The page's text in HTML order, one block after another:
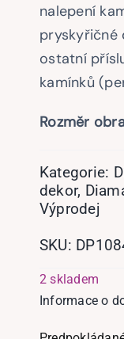
nalepení
pryskyřičné
ostatní
kamínků
Rozměr
Kategorie:
dekor,
Výprodej
SKU:
2 skladem
Informace o